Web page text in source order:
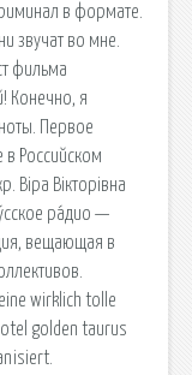
в формате.
звучат во мне.
фильма
Конечно, я
Первое
Российском
Віра Вікторівна
ра́дио —
вещающая в
wirklich tolle
golden taurus